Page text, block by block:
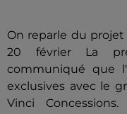
On reparle du
20 février La
communiqué que
exclusives avec le
Vinci